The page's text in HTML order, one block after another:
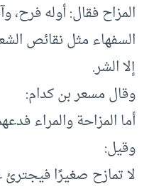
المزاح فقال: أوله
السفهاء مثل نقائص
إلا الشر.
وقال مسعر بن كدام:
أما المزاحة والمراء
وقيل:
لا تمازح صغيرًا فيجترئ